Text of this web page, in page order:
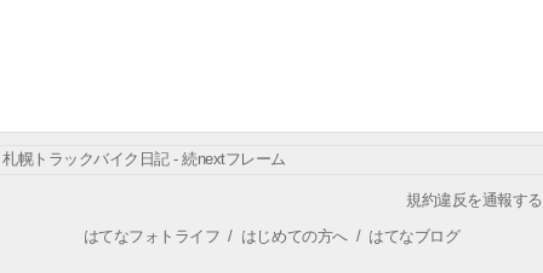
札幌トラックバイク日記 - 続nextフレーム
規約違反を通報する
はてなフォトライフ / はじめての方へ/ はてなブログ